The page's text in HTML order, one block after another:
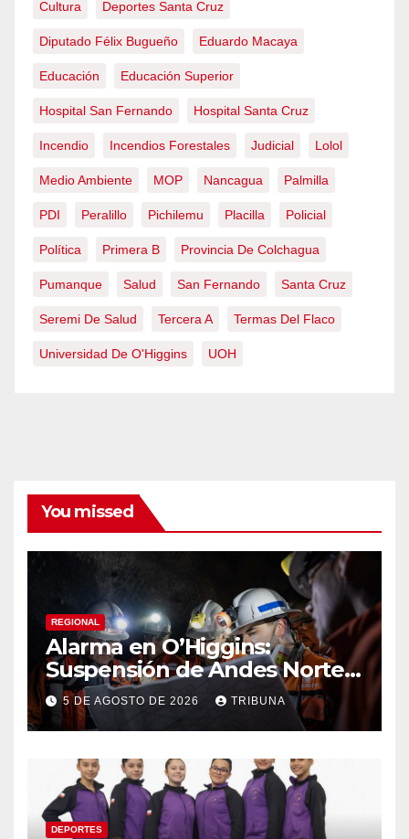
Cultura Deportes Santa Cruz
Diputado Félix Bugueño Eduardo Macaya
Educación Educación Superior
Hospital San Fernando Hospital Santa Cruz
Incendio Incendios Forestales Judicial Lolol
Medio Ambiente MOP Nancagua Palmilla
PDI Peralillo Pichilemu Placilla Policial
Política Primera B Provincia De Colchagua
Pumanque Salud San Fernando Santa Cruz
Seremi De Salud Tercera A Termas Del Flaco
Universidad De O'Higgins UOH
You missed
REGIONAL
Alarma en O’Higgins:
Suspensión de Andes Norte
golpea con fuerza el empleo
y la economía regional
5 DE AGOSTO DE 2026 TRIBUNA
DEPORTES